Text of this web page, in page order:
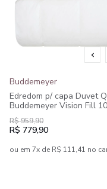
Buddemeyer
Edredom p/ capa Duvet
Buddemeyer Vision Fill
Algodão
R$ 959,90
R$ 779,90
ou em 7x de R$ 111,41 no